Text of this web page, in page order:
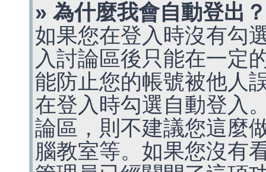
» 為什麼我會自動登出？
如果您在登入時沒有勾
入討論區後只能在一定
能防止您的帳號被他人
在登入時勾選自動登入
論區，則不建議您這麼
腦教室等。如果您沒有